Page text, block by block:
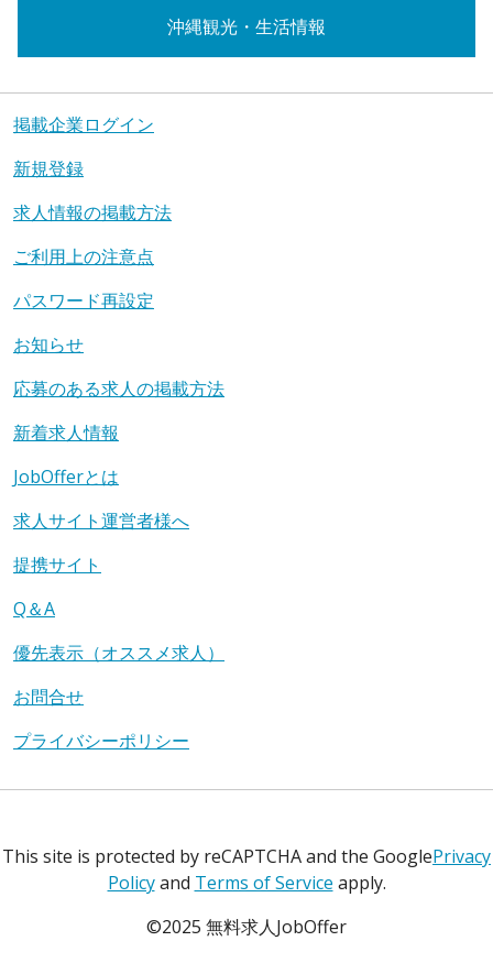
沖縄観光・生活情報
掲載企業ログイン
新規登録
求人情報の掲載方法
ご利用上の注意点
パスワード再設定
お知らせ
応募のある求人の掲載方法
新着求人情報
JobOfferとは
求人サイト運営者様へ
提携サイト
Q＆A
優先表示（オススメ求人）
お問合せ
プライバシーポリシー
This site is protected by reCAPTCHA and the GooglePrivacy
Policyand Terms of Service apply.
©2025 無料求人JobOffer